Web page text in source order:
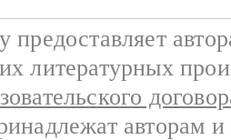
предоставляет
литературных
авторам